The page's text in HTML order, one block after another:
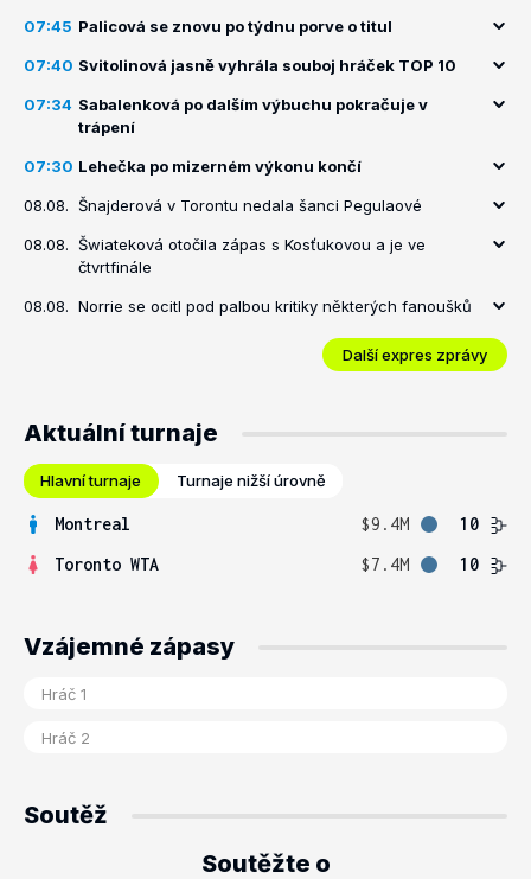
07:45 Palicová se znovu po týdnu porve o titul
07:40 Svitolinová jasně vyhrála souboj hráček TOP 10
07:34 Sabalenková po dalším výbuchu pokračuje v
trápení
07:30 Lehečka po mizerném výkonu končí
08.08. Šnajderová v Torontu nedala šanci Pegulaové
08.08. Šwiateková otočila zápas s Kosťukovou a je ve
čtvrtfinále
08.08. Norrie se ocitl pod palbou kritiky některých fanoušků
Další expres zprávy
Aktuální turnaje
Hlavní turnaje Turnaje nižší úrovně
Montreal $9.4M
10
Toronto WTA
$7.4M 10
Vzájemné zápasy
Soutěž
Soutěžte o